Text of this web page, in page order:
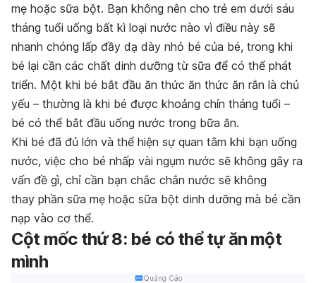
mẹ hoặc sữa bột. Bạn không nên cho trẻ em dưới sáu
tháng tuổi uống bất kì loại nước nào vì điều này sẽ
nhanh chóng lấp đầy dạ dày nhỏ bé của bé, trong khi
bé lại cần các chất dinh dưỡng từ sữa để có thể phát
triển. Một khi bé bắt đầu ăn thức ăn thức ăn rắn là chủ
yếu – thường là khi bé được khoảng chín tháng tuổi –
bé có thể bắt đầu uống nước trong bữa ăn.
Khi bé đã đủ lớn và thể hiện sự quan tâm khi bạn uống
nước, việc cho bé nhấp vài ngụm nước sẽ không gây ra
vấn đề gì, chỉ cần bạn chắc chắn nước sẽ không
thay phần sữa mẹ hoặc sữa bột dinh dưỡng mà bé cần
nạp vào cơ thể.
Cột mốc thứ 8: bé có thể tự ăn một
mình
Quảng Cáo